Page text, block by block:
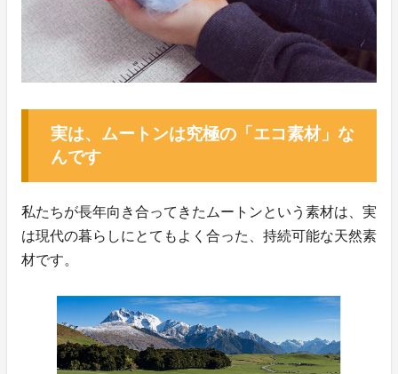
実は、ムートンは究極の「エコ素材」な
んです
私たちが長年向き合ってきたムートンという素材は、実
は現代の暮らしにとてもよく合った、持続可能な天然素
材です。